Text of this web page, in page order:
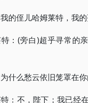
的侄儿哈姆莱特，我
：(旁白)超乎寻常的
什么愁云依旧笼罩在
：不，陛下；我已经